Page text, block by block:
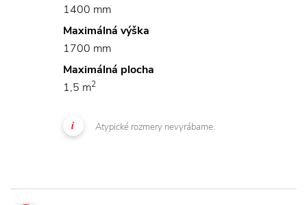
1400 mm
Maximálná výška
1700 mm
Maximálná plocha
1,5 m2
Atypické rozmery nevyrábame.